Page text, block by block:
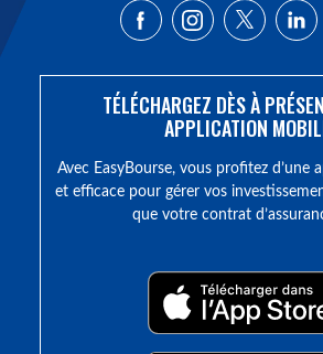
TÉLÉCHARGEZ DÈS À
APPLICATION
Avec EasyBourse, vous profitez d’une
et efficace pour gérer vos
que votre contrat